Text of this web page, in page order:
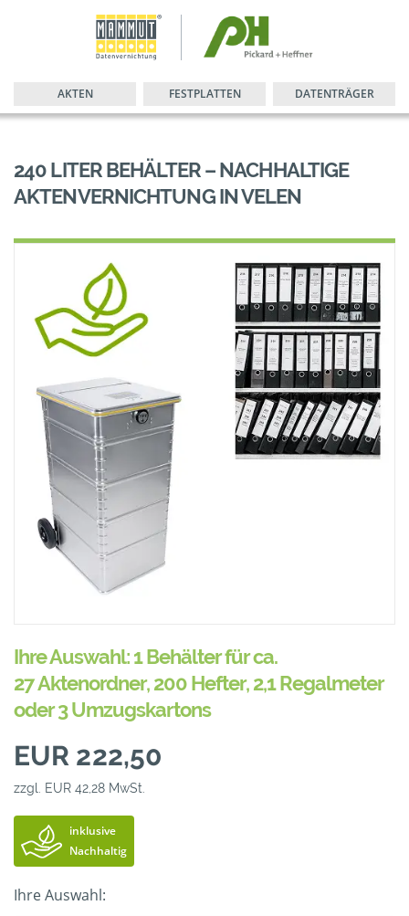
AKTEN FESTPLATTEN DATENTRÄGER
240 LITER BEHÄLTER – NACHHALTIGE
AKTENVERNICHTUNG IN VELEN
Ihre Auswahl: 1 Behälter für ca.
27 Aktenordner, 200 Hefter, 2,1 Regalmeter
oder 3 Umzugskartons
EUR 222,50
zzgl. EUR 42,28 MwSt.
inklusive
Nachhaltig
Ihre Auswahl: